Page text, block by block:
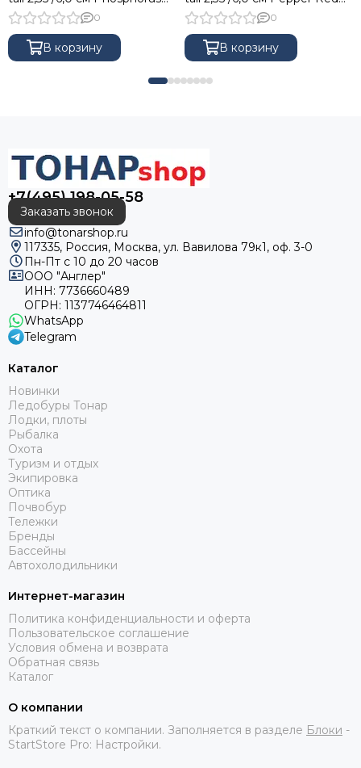
10шт. (HS-20-041)
0
В корзину
10шт. (HS-20-030)
0
В корзину
+7(495) 198-05-58
Заказать звонок
info@tonarshop.ru
117335, Россия, Москва, ул. Вавилова 79к1, оф. 3-0
Пн-Пт с 10 до 20 часов
ООО "Англер"
ИНН: 7736660489
ОГРН: 1137746464811
WhatsApp
Telegram
Каталог
Новинки
Ледобуры Тонар
Лодки, плоты
Рыбалка
Охота
Туризм и отдых
Экипировка
Оптика
Почвобур
Тележки
Бренды
Бассейны
Автохолодильники
Интернет-магазин
Политика конфиденциальности и оферта
Пользовательское соглашение
Условия обмена и возврата
Обратная связь
Каталог
О компании
Краткий текст о компании. Заполняется в разделе Блоки -
StartStore Pro: Настройки.